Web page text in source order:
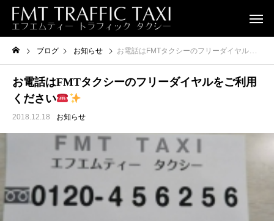
ブログ お知らせ お電話はFMTタクシーのフリーダイヤルをご利用ください
お電話はFMTタクシーのフリーダイヤルをご利用
ください
2018.12.18 お知らせ